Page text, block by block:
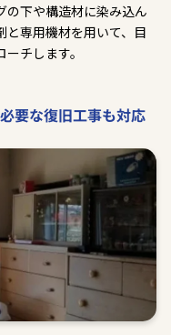
の下や構造材に染み込ん
と専用機材を用いて、目
チします。
要な復旧工事も対応